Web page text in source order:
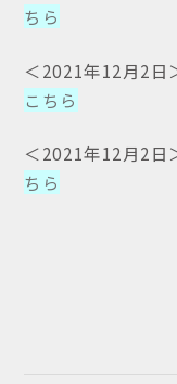
ちら
＜2021年12月2
こちら
＜2021年12月2日
ちら